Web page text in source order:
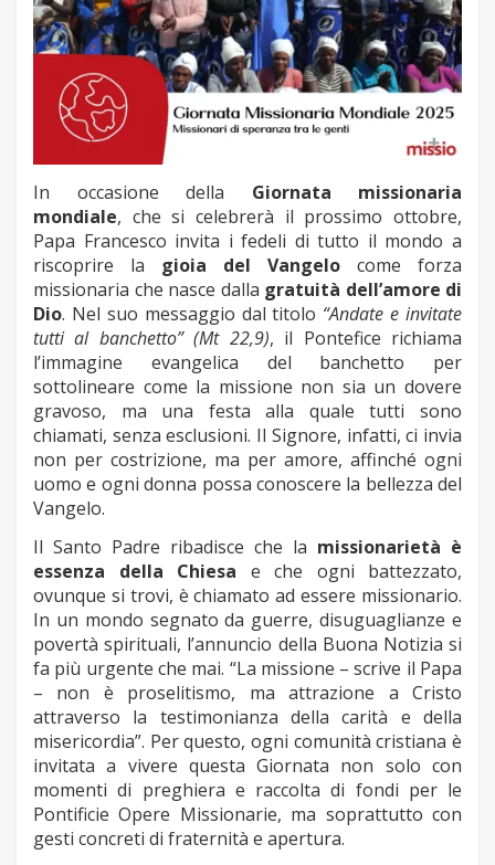
In occasione della Giornata missionaria
mondiale, che si celebrerà il prossimo ottobre,
Papa Francesco invita i fedeli di tutto il mondo a
riscoprire la gioia del Vangelo come forza
missionaria che nasce dalla gratuità dell’amore di
Dio. Nel suo messaggio dal titolo “Andate e invitate
tutti al banchetto” (Mt 22,9), il Pontefice richiama
l’immagine evangelica del banchetto per
sottolineare come la missione non sia un dovere
gravoso, ma una festa alla quale tutti sono
chiamati, senza esclusioni. Il Signore, infatti, ci invia
non per costrizione, ma per amore, affinché ogni
uomo e ogni donna possa conoscere la bellezza del
Vangelo.
Il Santo Padre ribadisce che la missionarietà è
essenza della Chiesa e che ogni battezzato,
ovunque si trovi, è chiamato ad essere missionario.
In un mondo segnato da guerre, disuguaglianze e
povertà spirituali, l’annuncio della Buona Notizia si
fa più urgente che mai. “La missione – scrive il Papa
– non è proselitismo, ma attrazione a Cristo
attraverso la testimonianza della carità e della
misericordia”. Per questo, ogni comunità cristiana è
invitata a vivere questa Giornata non solo con
momenti di preghiera e raccolta di fondi per le
Pontificie Opere Missionarie, ma soprattutto con
gesti concreti di fraternità e apertura.